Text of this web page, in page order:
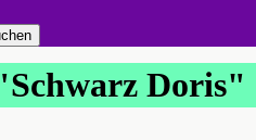
Doris"